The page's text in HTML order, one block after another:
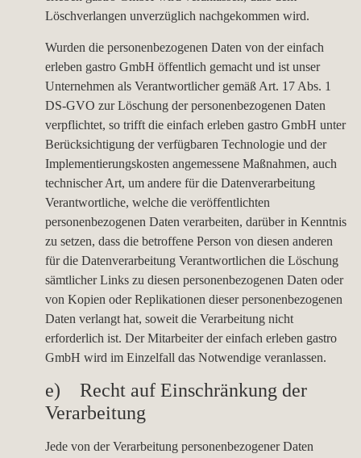
Löschverlangen unverzüglich nachgekommen wird.
Wurden die personenbezogenen Daten von der einfach
erleben gastro GmbH öffentlich gemacht und ist unser
Unternehmen als Verantwortlicher gemäß Art. 17 Abs. 1
DS-GVO zur Löschung der personenbezogenen Daten
verpflichtet, so trifft die einfach erleben gastro GmbH unter
Berücksichtigung der verfügbaren Technologie und der
Implementierungskosten angemessene Maßnahmen, auch
technischer Art, um andere für die Datenverarbeitung
Verantwortliche, welche die veröffentlichten
personenbezogenen Daten verarbeiten, darüber in Kenntnis
zu setzen, dass die betroffene Person von diesen anderen
für die Datenverarbeitung Verantwortlichen die Löschung
sämtlicher Links zu diesen personenbezogenen Daten oder
von Kopien oder Replikationen dieser personenbezogenen
Daten verlangt hat, soweit die Verarbeitung nicht
erforderlich ist. Der Mitarbeiter der einfach erleben gastro
GmbH wird im Einzelfall das Notwendige veranlassen.
e) Recht auf Einschränkung der
Verarbeitung
Jede von der Verarbeitung personenbezogener Daten